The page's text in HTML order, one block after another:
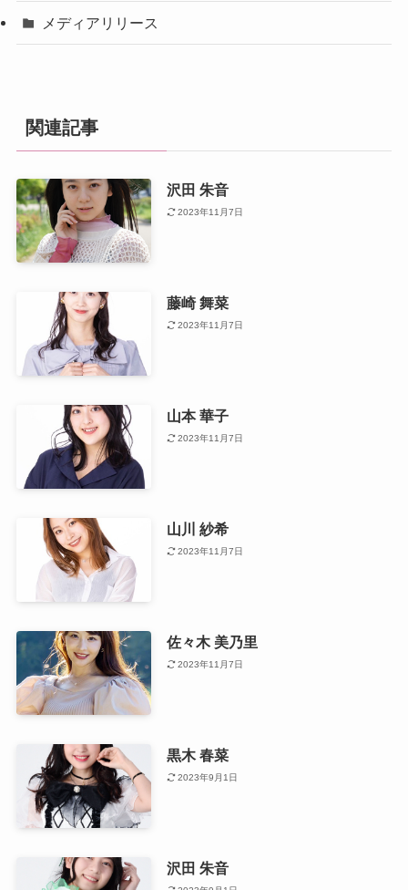
メディアリリース
関連記事
沢田 朱音
2023年11月7日
藤崎 舞菜
2023年11月7日
山本 華子
2023年11月7日
山川 紗希
2023年11月7日
佐々木 美乃里
2023年11月7日
黒木 春菜
2023年9月1日
沢田 朱音